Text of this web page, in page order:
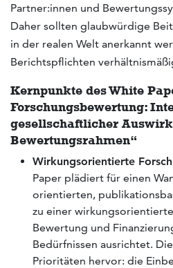
Partner:innen und
Daher sollten glaubwürdige
in der realen Welt anerkannt
Berichtspflichten
Kernpunkte des White
Forschungsbewertung:
gesellschaftlicher
Bewertungsrahmen“
Wirkungsorientierte
Paper plädiert für einen
orientierten,
zu einer
Bewertung und
Bedürfnissen ausrichtet.
Prioritäten hervor: die